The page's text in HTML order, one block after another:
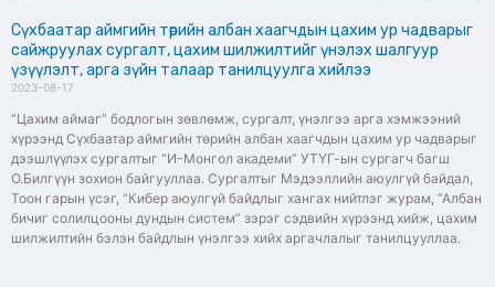
Сүхбаатар аймгийн төрийн албан хаагчдын цахим ур чадварыг
сайжруулах сургалт, цахим шилжилтийг үнэлэх шалгуур
үзүүлэлт, арга зүйн талаар танилцуулга хийлээ
2023-08-17
“Цахим аймаг” бодлогын зөвлөмж, сургалт, үнэлгээ арга хэмжээний
хүрээнд Сүхбаатар аймгийн төрийн албан хаагчдын цахим ур чадварыг
дээшлүүлэх сургалтыг “И-Монгол академи” УТҮГ-ын сургагч багш
О.Билгүүн зохион байгууллаа. Сургалтыг Мэдээллийн аюулгүй байдал,
Тоон гарын үсэг, “Кибер аюулгүй байдлыг хангах нийтлэг журам, “Албан
бичиг солилцооны дундын систем” зэрэг сэдвийн хүрээнд хийж, цахим
шилжилтийн бэлэн байдлын үнэлгээ хийх аргачлалыг танилцууллаа.